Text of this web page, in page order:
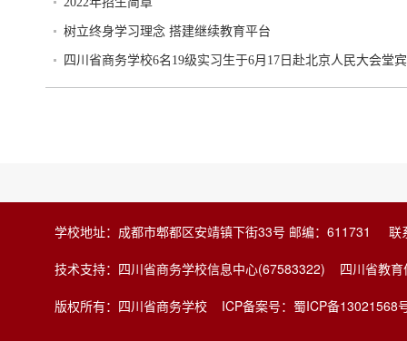
树立终身学习理念 搭建继续教育平台
四川省商务学校6名19级实习生于6月17日赴北京人民大会堂
学校地址：成都市郫都区安靖镇下街33号 邮编：611731
技术支持：四川省商务学校信息中心(67583322) 四川省教育
版权所有：四川省商务学校 ICP备案号：蜀ICP备13021568